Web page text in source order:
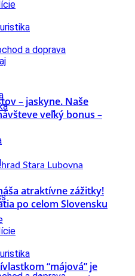
a doprava
– jaskyne. Naše
veľký bonus –
atraktívne zážitky!
po celom Slovensku
“májová” je